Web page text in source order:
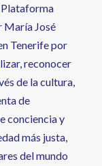
Plataforma
María José
Tenerife por
reconocer
de la cultura,
de
conciencia y
más justa,
del mundo